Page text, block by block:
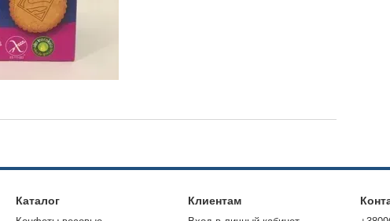
Каталог Клиентам